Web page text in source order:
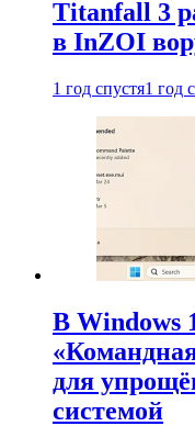
Titanfall 3
в InZOI
1 год спустя1 год
В Windows
для
системой